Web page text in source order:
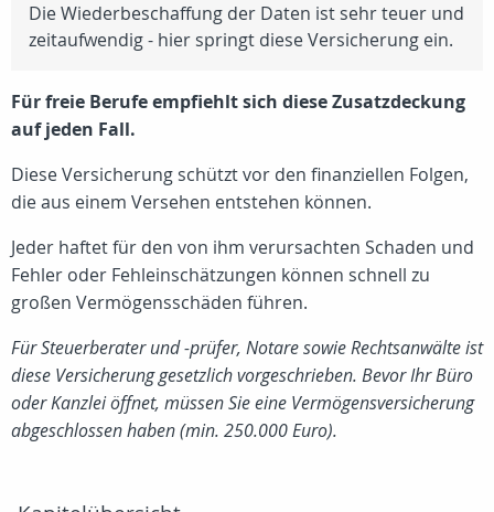
Die Wiederbeschaffung der Daten ist sehr teuer und
zeitaufwendig - hier springt diese Versicherung ein.
Für freie Berufe empfiehlt sich diese Zusatzdeckung
auf jeden Fall.
Diese Versicherung schützt vor den finanziellen Folgen,
die aus einem Versehen entstehen können.
Jeder haftet für den von ihm verursachten Schaden und
Fehler oder Fehleinschätzungen können schnell zu
großen Vermögensschäden führen.
Für Steuerberater und -prüfer, Notare sowie Rechtsanwälte ist
diese Versicherung gesetzlich vorgeschrieben. Bevor Ihr Büro
oder Kanzlei öffnet, müssen Sie eine Vermögensversicherung
abgeschlossen haben (min. 250.000 Euro).